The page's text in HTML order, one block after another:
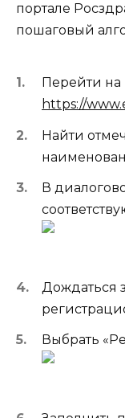
портале
пошаговый
Перейти на
https://
Найти
В
Дождаться
Выбрать